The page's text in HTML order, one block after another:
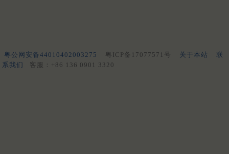
粤公网安备44010402003275 粤ICP备17077571号 关于本站
联
系我们
客服：+86 136 0901 3320